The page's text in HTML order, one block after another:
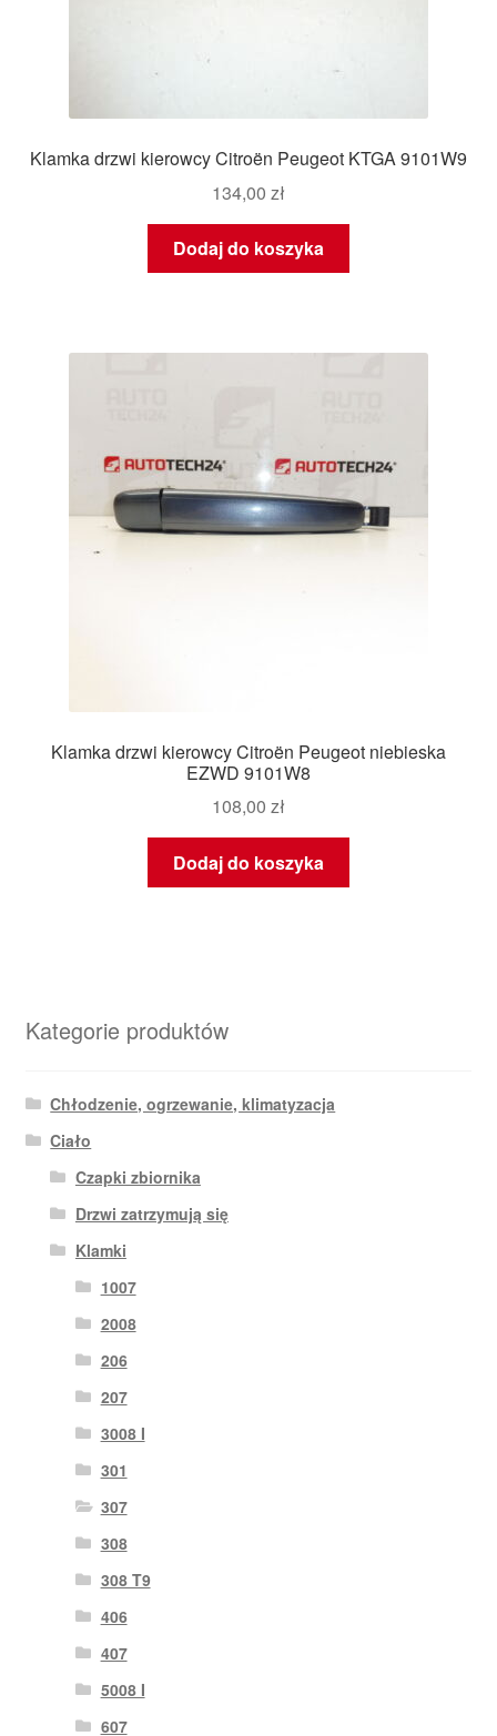
Klamka drzwi kierowcy Citroën Peugeot KTGA 9101W9
134,00 zł
Dodaj do koszyka
Klamka drzwi kierowcy Citroën Peugeot niebieska
EZWD 9101W8
108,00 zł
Dodaj do koszyka
Kategorie produktów
Chłodzenie, ogrzewanie, klimatyzacja
Ciało
Czapki zbiornika
Drzwi zatrzymują się
Klamki
1007
2008
206
207
3008 I
301
307
308
308 T9
406
407
5008 I
607